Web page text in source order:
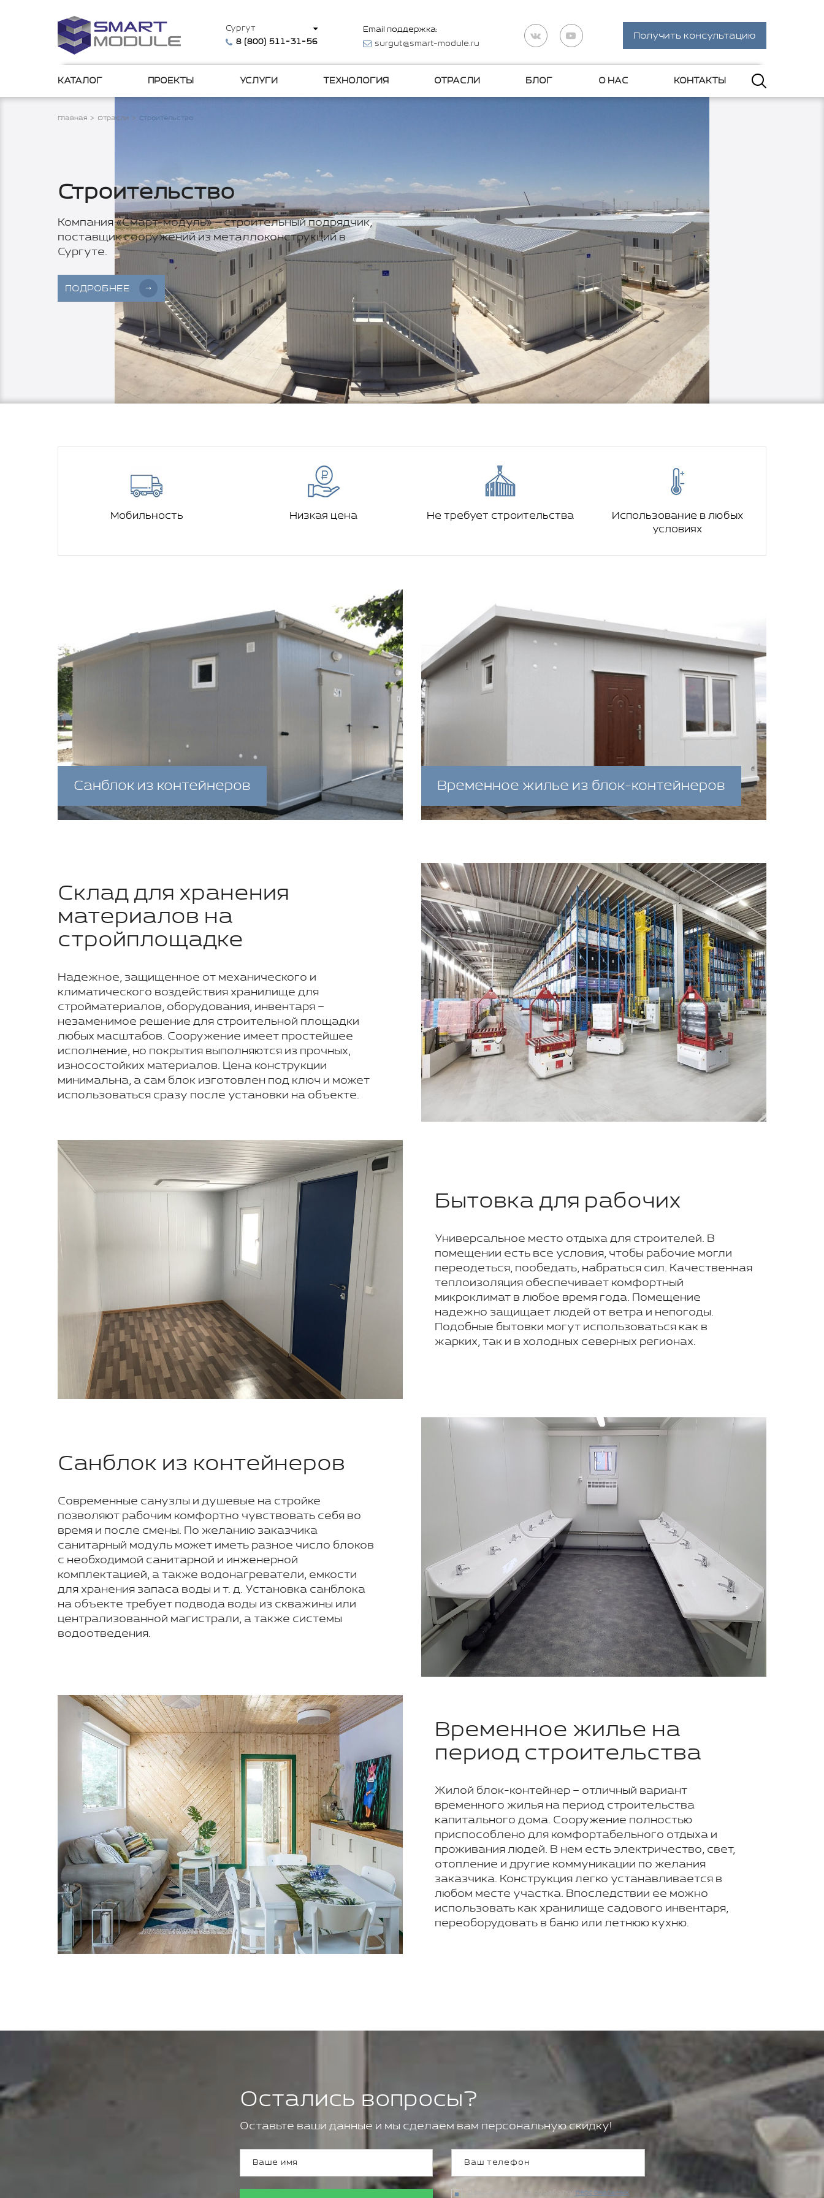
Сургут
8 (800) 511-31-56
Email поддержка:
surgut@smart-module.ru
Получить консультацию
КАТАЛОГ ПРОЕКТЫ УСЛУГИ ТЕХНОЛОГИЯ ОТРАСЛИ БЛОГ О НАС КОНТАКТЫ
Главная Отрасли Строительство
Строительство
Компания «Смарт-модуль» – строительный подрядчик,
поставщик сооружений из металлоконструкций в
Сургуте.
ПОДРОБНЕЕ
Мобильность Низкая цена Не требует строительства
Использование в любых
условиях
Санблок из контейнеров Временное жилье из блок-контейнеров
Склад для хранения
материалов на
стройплощадке
Надежное, защищенное от механического и
климатического воздействия хранилище для
стройматериалов, оборудования, инвентаря –
незаменимое решение для строительной площадки
любых масштабов. Сооружение имеет простейшее
исполнение, но покрытия выполняются из прочных,
износостойких материалов. Цена конструкции
минимальна, а сам блок изготовлен под ключ и может
использоваться сразу после установки на объекте.
Бытовка для рабочих
Универсальное место отдыха для строителей. В
помещении есть все условия, чтобы рабочие могли
переодеться, пообедать, набраться сил. Качественная
теплоизоляция обеспечивает комфортный
микроклимат в любое время года. Помещение
надежно защищает людей от ветра и непогоды.
Подобные бытовки могут использоваться как в
жарких, так и в холодных северных регионах.
Санблок из контейнеров
Современные санузлы и душевые на стройке
позволяют рабочим комфортно чувствовать себя во
время и после смены. По желанию заказчика
санитарный модуль может иметь разное число блоков
с необходимой санитарной и инженерной
комплектацией, а также водонагреватели, емкости
для хранения запаса воды и т. д. Установка санблока
на объекте требует подвода воды из скважины или
централизованной магистрали, а также системы
водоотведения.
Временное жилье на
период строительства
Жилой блок-контейнер – отличный вариант
временного жилья на период строительства
капитального дома. Сооружение полностью
приспособлено для комфортабельного отдыха и
проживания людей. В нем есть электричество, свет,
отопление и другие коммуникации по желания
заказчика. Конструкция легко устанавливается в
любом месте участка. Впоследствии ее можно
использовать как хранилище садового инвентаря,
переоборудовать в баню или летнюю кухню.
Остались вопросы?
Оставьте ваши данные и мы сделаем вам персональную скидку!
Даю согласие на обработку персональных